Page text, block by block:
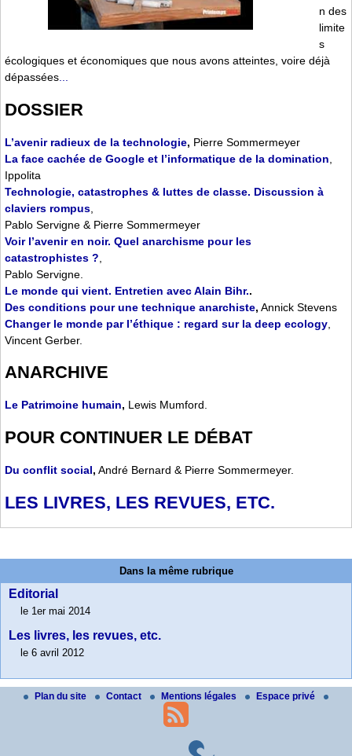
n des
limite
s
écologiques et économiques que nous avons atteintes, voire déjà
dépassées
DOSSIER
L’avenir radieux de la technologie, Pierre Sommermeyer
La face cachée de Google et l’informatique de la domination
Ippolita
Technologie, catastrophes & luttes de classe. Discussion à
claviers rompus
Pablo Servigne & Pierre Sommermeyer
Voir l’avenir en noir. Quel anarchisme pour les
catastrophistes ?
Pablo Servigne.
Le monde qui vient. Entretien avec Alain Bihr..
Des conditions pour une technique anarchiste, Annick Stevens
Changer le monde par l’éthique : regard sur la deep ecology
Vincent Gerber.
ANARCHIVE
Le Patrimoine humain, Lewis Mumford.
POUR CONTINUER LE DÉBAT
Du conflit social, André Bernard & Pierre Sommermeyer.
LES LIVRES, LES REVUES, ETC.
Dans la même rubrique
Editorial
le 1er mai 2014
Les livres, les revues, etc.
le 6 avril 2012
Plan du site Contact Mentions légales Espace privé